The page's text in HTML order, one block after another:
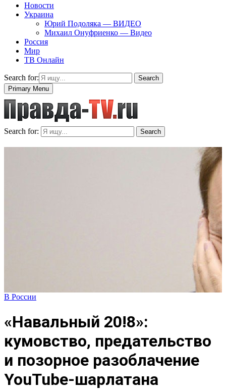
Новости
Украина
Юрий Подоляка — ВИДЕО
Михаил Онуфриенко — Видео
Россия
Мир
ТВ Онлайн
Search for:
Search
Primary Menu
Search for: Search
В России
«Навальный 20!8»:
кумовство, предательство
и позорное разоблачение
YouTube-шарлатана